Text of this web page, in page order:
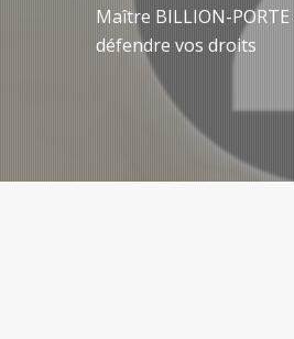
Maître BILLION-
défendre vos droits